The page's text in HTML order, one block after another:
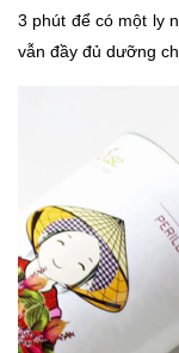
3 phút để có một ly
vẫn đầy đủ dưỡng